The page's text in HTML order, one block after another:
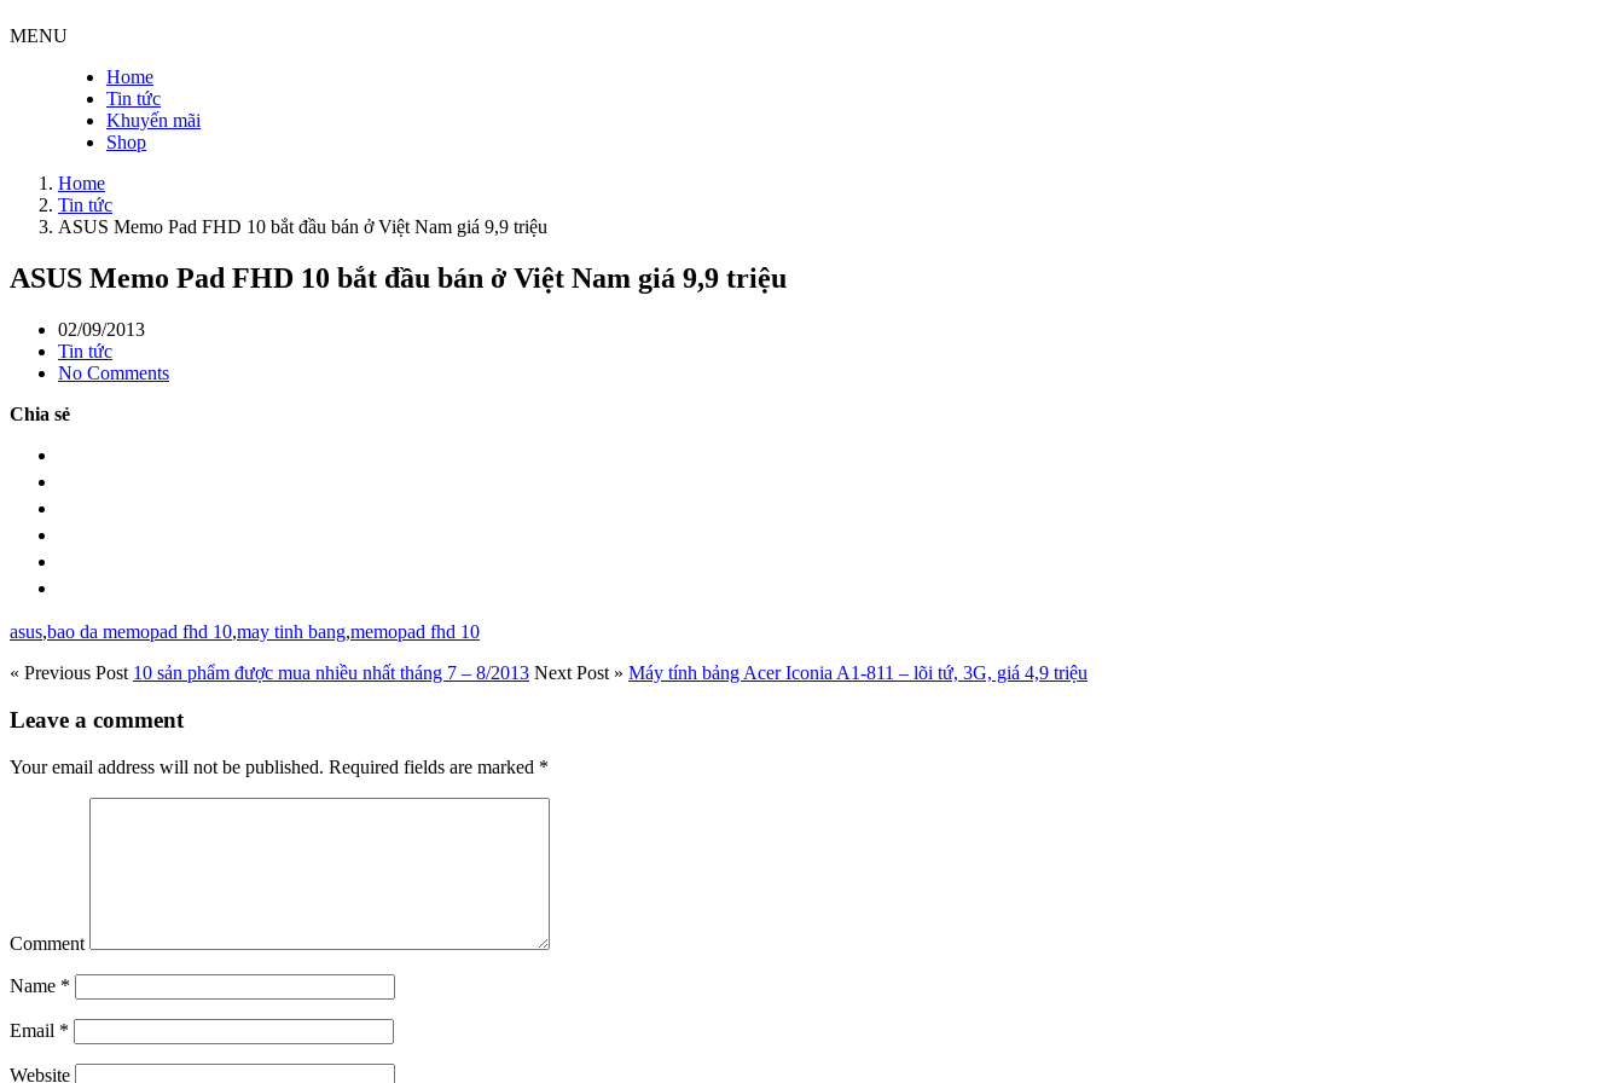
MENU
Home
Tin tức
Khuyến mãi
Shop
Home
Tin tức
ASUS Memo Pad FHD 10 bắt đầu bán ở Việt Nam giá 9,9 triệu
ASUS Memo Pad FHD 10 bắt đầu bán ở Việt Nam giá 9,9 triệu
02/09/2013
Tin tức
No Comments
Chia sẻ
asus,bao da memopad fhd 10,may tinh bang,memopad fhd 10
« Previous Post 10 sản phẩm được mua nhiều nhất tháng 7 – 8/2013 Next Post » Máy tính bảng Acer Iconia A1-811 – lõi tứ, 3G, giá 4,9 triệu
Leave a comment
Your email address will not be published. Required fields are marked *
Comment
Name *
Email *
Website